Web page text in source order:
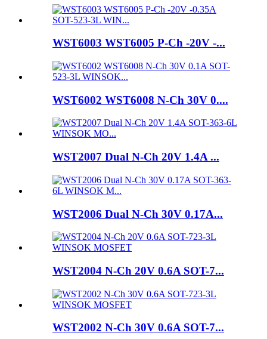
WST6003 WST6005 P-Ch -20V -...
WST6002 WST6008 N-Ch 30V 0....
WST2007 Dual N-Ch 20V 1.4A ...
WST2006 Dual N-Ch 30V 0.17A...
WST2004 N-Ch 20V 0.6A SOT-7...
WST2002 N-Ch 30V 0.6A SOT-7...